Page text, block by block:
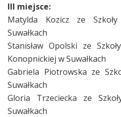
III miejsce:
Matylda Kozicz ze
Suwałkach
Stanisław Opolski ze
Konopnickiej w Suwałkach
Gabriela Piotrowska ze
Suwałkach
Gloria Trzeciecka ze
Suwałkach